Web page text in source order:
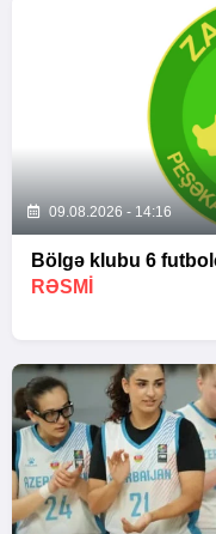
09.08.2026 - 14:16
Bölgə klubu 6
RƏSMİ